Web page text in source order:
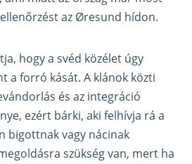
az Øresund hídon.
hogy a svéd közélet úgy
a forró kását. A klánok közti
és az integráció
ezért bárki, aki felhívja rá a
bigottnak vagy nácinak
szükség van, mert ha